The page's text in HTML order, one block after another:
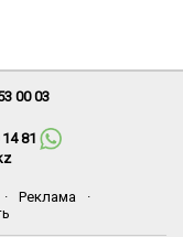
00 03
81
· Реклама
·